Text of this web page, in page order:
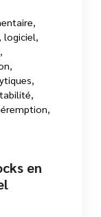
logiciel
en